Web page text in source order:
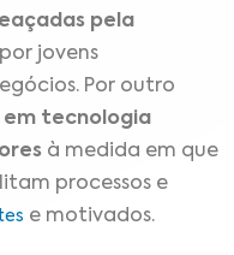
pela
jovens
Por outro
em tecnologia
à medida em que
processos e
e motivados.